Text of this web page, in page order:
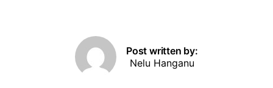
Post written by:
Nelu Hanganu